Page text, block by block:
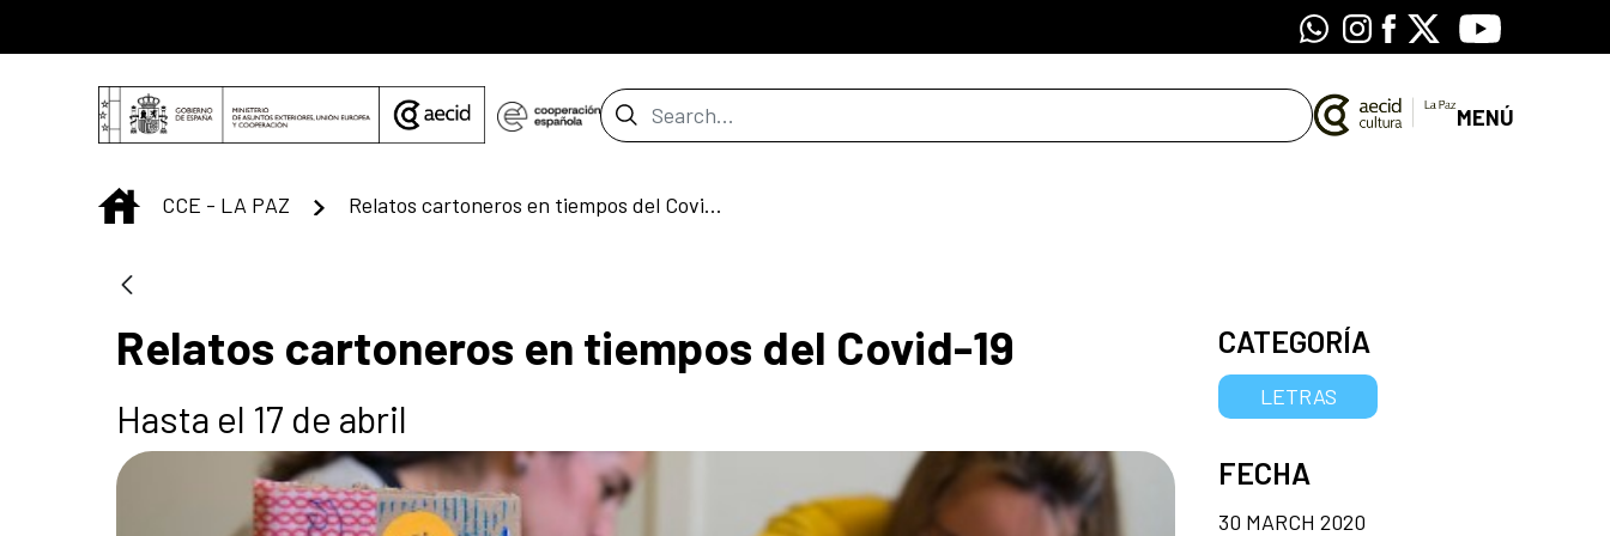
WhatsappInstagram
Facebook
X Youtube
Search Bar MENÚ
INICIO
CCE - LA PAZ Relatos cartoneros en tiempos del Covid-19
Relatos cartoneros en tiempos del Covid-19
Hasta el 17 de abril
CATEGORÍA
LETRAS
FECHA
30 MARCH 2020